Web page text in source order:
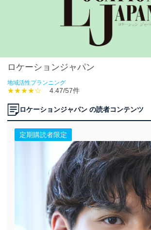
ロケーションジャパン
地域活性プランニング
★★★★☆ 4.47/57件
ロケーションジャパン の読者コンテンツ
定期購読者限定